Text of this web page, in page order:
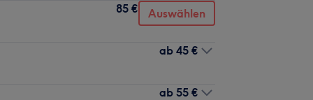
85 € Auswählen
ab 45 €
ab 55 €